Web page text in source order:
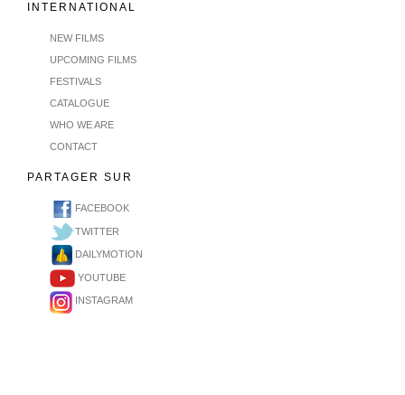
INTERNATIONAL
NEW FILMS
UPCOMING FILMS
FESTIVALS
CATALOGUE
WHO WE ARE
CONTACT
PARTAGER SUR
FACEBOOK
TWITTER
DAILYMOTION
YOUTUBE
INSTAGRAM